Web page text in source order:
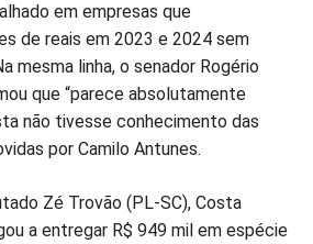
em empresas que
de reais em 2023 e 2024 sem
mesma linha, o senador Rogério
que “parece absolutamente
não tivesse conhecimento das
por Camilo Antunes.
Zé Trovão (PL-SC), Costa
a entregar R$ 949 mil em espécie